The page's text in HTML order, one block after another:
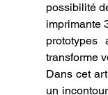
possibilité
imprimante
prototypes
transforme
Dans cet
un